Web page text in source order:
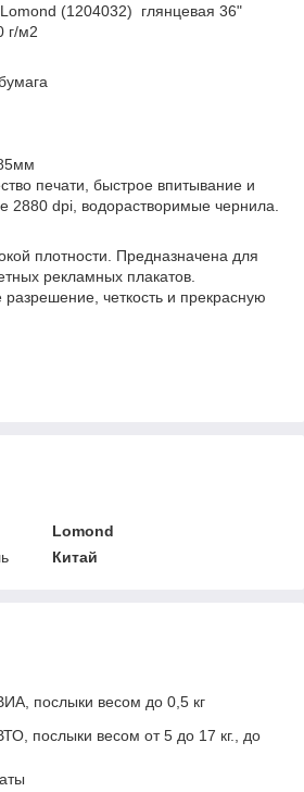
(1204032) глянцевая 36"
г/м2
печати, быстрое впитывание и
2880 dpi, водорастворимые чернила.
плотности. Предназначена для
рекламных плакатов.
четкость и прекрасную
Lomond
Китай
послыки весом до 0,5 кг
послыки весом от 5 до 17 кг., до